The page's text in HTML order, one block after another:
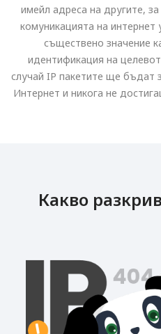
имейл адреса на другите,
комуникацията на интернет
съществено значение
идентификация на
случай IP пакетите ще бъдат
Интернет и никога не
Какво